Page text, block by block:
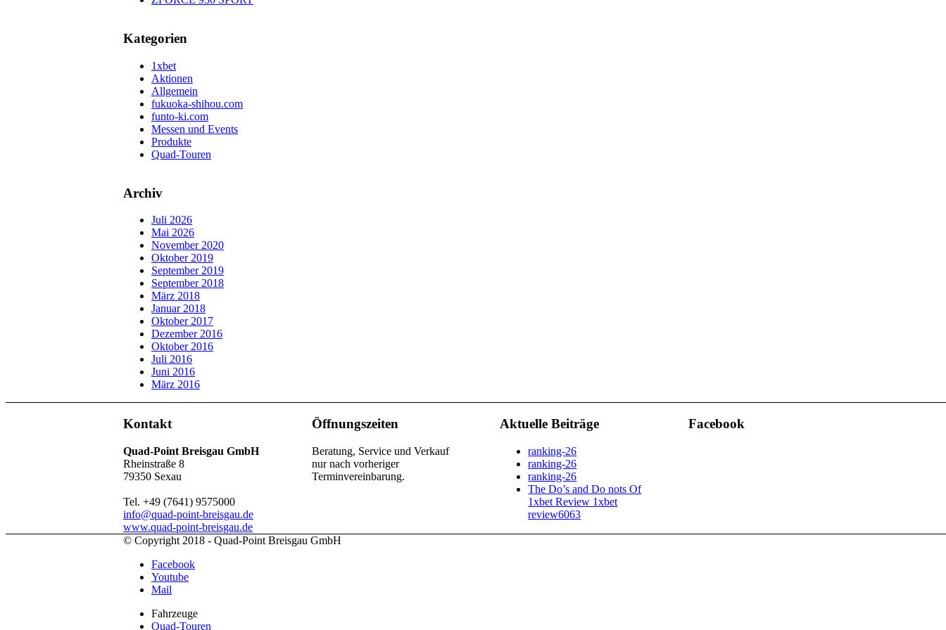
Kategorien
1xbet
Aktionen
Allgemein
fukuoka-shihou.com
funto-ki.com
Messen und Events
Produkte
Quad-Touren
Archiv
Juli 2026
Mai 2026
November 2020
Oktober 2019
September 2019
September 2018
März 2018
Januar 2018
Oktober 2017
Dezember 2016
Oktober 2016
Juli 2016
Juni 2016
März 2016
Kontakt
Quad-Point Breisgau GmbH
Rheinstraße 8
79350 Sexau
Tel. +49 (7641) 9575000
info@quad-point-breisgau.de
www.quad-point-breisgau.de
Öffnungszeiten
Beratung, Service und Verkauf
nur nach vorheriger
Terminvereinbarung.
Aktuelle Beiträge
ranking-26
ranking-26
ranking-26
The Do’s and Do nots Of
1xbet Review 1xbet
review6063
Facebook
© Copyright 2018 - Quad-Point Breisgau GmbH
Facebook
Youtube
Mail
Fahrzeuge
Quad-Touren